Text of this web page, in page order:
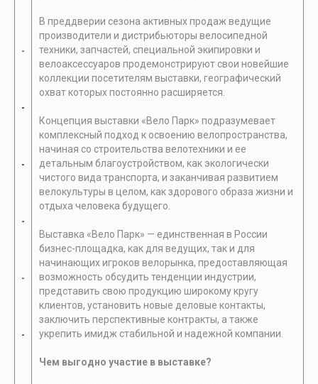
В преддверии сезона активных продаж ведущие
производители и дистрибьюторы велосипедной
техники, запчастей, специальной экипировки и
велоаксессуаров продемонстрируют свои новейшие
коллекции посетителям выставки, географический
охват которых постоянно расширяется.
Концепция выставки «Вело Парк» подразумевает
комплексный подход к освоению велопространства,
начиная со строительства велотехники и ее
детальным благоустройством, как экологически
чистого вида транспорта, и заканчивая развитием
велокультуры в целом, как здорового образа жизни и
отдыха человека будущего.
Выставка «Вело Парк» — единственная в России
бизнес-площадка, как для ведущих, так и для
начинающих игроков велорынка, предоставляющая
возможность обсудить тенденции индустрии,
представить свою продукцию широкому кругу
клиентов, установить новые деловые контакты,
заключить перспективные контракты, а также
укрепить имидж стабильной и надежной компании.
Чем выгодно участие в выставке?